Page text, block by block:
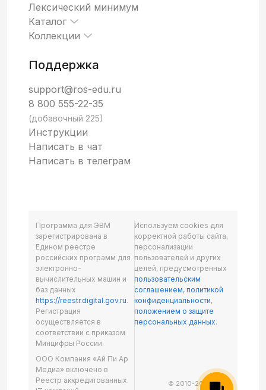
Лексический минимум
Каталог
Коллекции
Поддержка
support@ros-edu.ru
8 800 555-22-35
(добавочный 225)
Инструкции
Написать в чат
Написать в телеграм
Программа для ЭВМ
зарегистрирована в
Едином реестре
российских программ для
электронно-
вычислительных машин и
баз данных
https://reestr.digital.gov.ru.
Регистрация
осуществляется в
соответствии с приказом
Минцифры России.
ООО Компания «Ай Пи Ар
Медиа» включено в
Реестр аккредитованных
Используем cookies для
корректной работы сайта,
персонализации
пользователей и других
целей, предусмотренных
пользовательским
соглашением,политикой
конфиденциальности,
положением о защите
персональных данных.
© 2010-2026 ООО